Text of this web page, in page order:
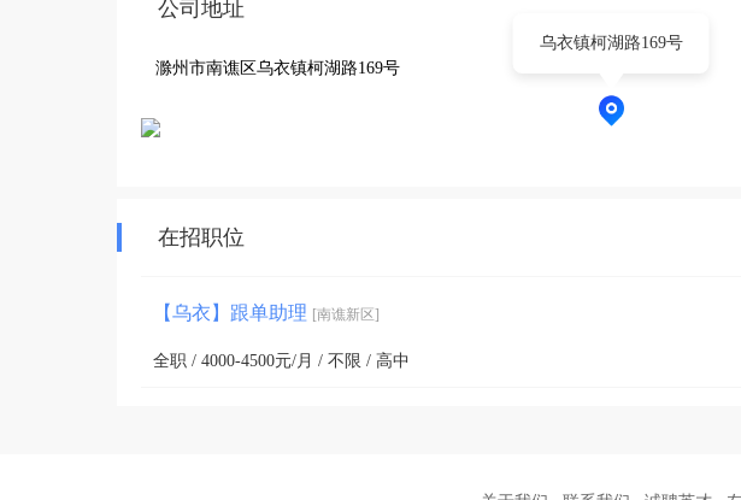
公司地址
滁州市南谯区乌衣镇柯湖路169号
乌衣镇柯湖路169号
在招职位
【乌衣】跟单助理 [南谯新区]
全职 / 4000-4500元/月 / 不限 / 高中